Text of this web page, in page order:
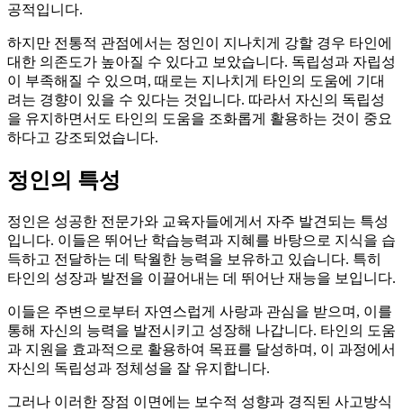
공적입니다.
하지만 전통적 관점에서는 정인이 지나치게 강할 경우 타인에
대한 의존도가 높아질 수 있다고 보았습니다. 독립성과 자립성
이 부족해질 수 있으며, 때로는 지나치게 타인의 도움에 기대
려는 경향이 있을 수 있다는 것입니다. 따라서 자신의 독립성
을 유지하면서도 타인의 도움을 조화롭게 활용하는 것이 중요
하다고 강조되었습니다.
정인의 특성
정인은 성공한 전문가와 교육자들에게서 자주 발견되는 특성
입니다. 이들은 뛰어난 학습능력과 지혜를 바탕으로 지식을 습
득하고 전달하는 데 탁월한 능력을 보유하고 있습니다. 특히
타인의 성장과 발전을 이끌어내는 데 뛰어난 재능을 보입니다.
이들은 주변으로부터 자연스럽게 사랑과 관심을 받으며, 이를
통해 자신의 능력을 발전시키고 성장해 나갑니다. 타인의 도움
과 지원을 효과적으로 활용하여 목표를 달성하며, 이 과정에서
자신의 독립성과 정체성을 잘 유지합니다.
그러나 이러한 장점 이면에는 보수적 성향과 경직된 사고방식